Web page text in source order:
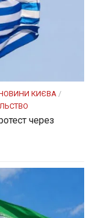
КИЄВА /
через